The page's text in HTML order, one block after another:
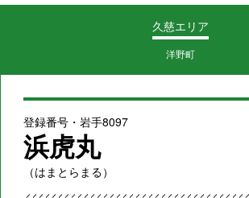
久慈エリア
洋野町
登録番号・岩手8097
浜虎丸
（はまとらまる）